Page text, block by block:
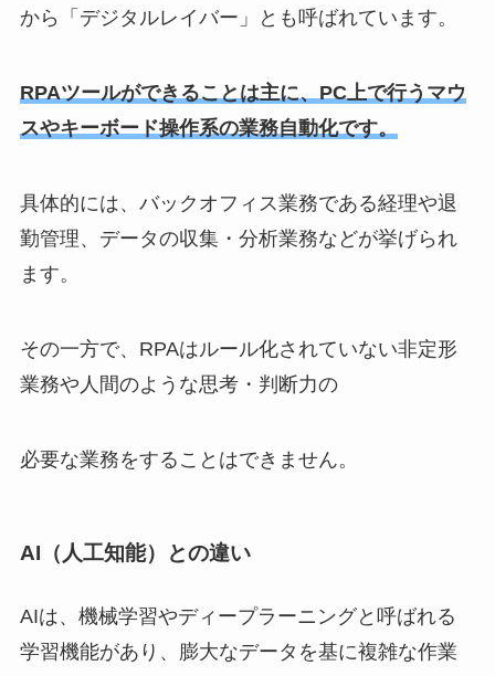
から「デジタルレイバー」とも呼ばれています。
RPAツールができることは主に、PC上で行うマウ
スやキーボード操作系の業務自動化です。
具体的には、バックオフィス業務である経理や退
勤管理、データの収集・分析業務などが挙げられ
ます。
その一方で、RPAはルール化されていない非定形
業務や人間のような思考・判断力の
必要な業務をすることはできません。
AI（人工知能）との違い
AIは、機械学習やディープラーニングと呼ばれる
学習機能があり、膨大なデータを基に複雑な作業